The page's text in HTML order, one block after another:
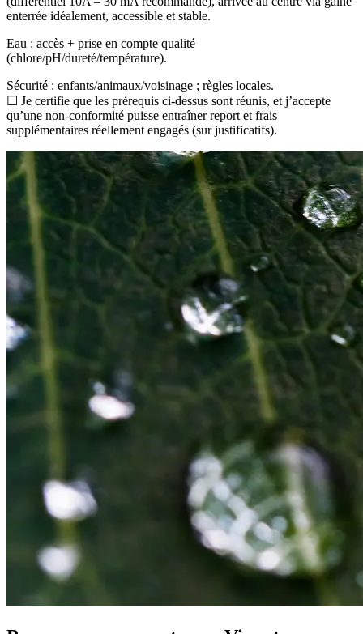
enterrée idéalement, accessible et stable.
Eau : accès + prise en compte qualité
(chlore/pH/dureté/température).
Sécurité : enfants/animaux/voisinage ; règles locales.
☐ Je certifie que les prérequis ci-dessus sont réunis, et j’accepte
qu’une non-conformité puisse entraîner report et frais
supplémentaires réellement engagés (sur justificatifs).